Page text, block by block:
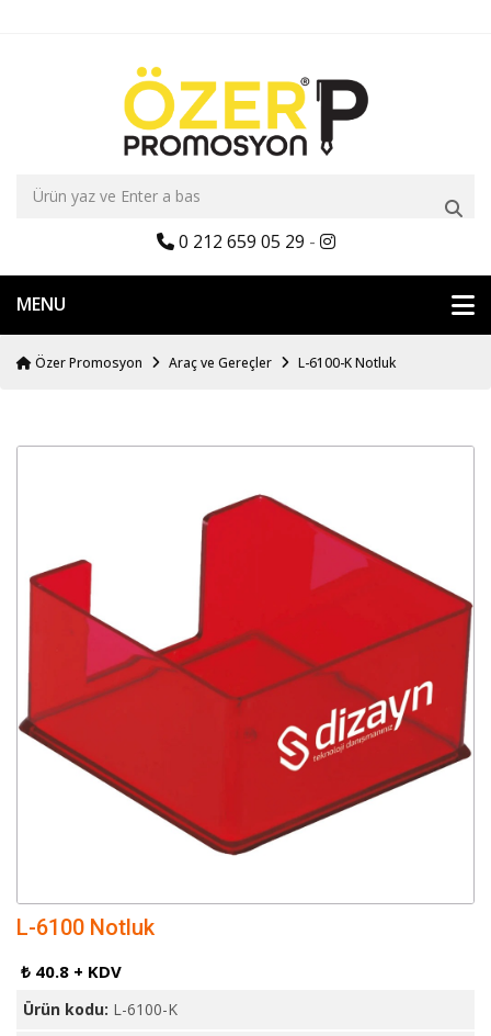
0 212 659 05 29 -
MENU
Özer Promosyon Araç ve Gereçler L-6100-K Notluk
L-6100 Notluk
₺ 40.8 + KDV
Ürün kodu: L-6100-K